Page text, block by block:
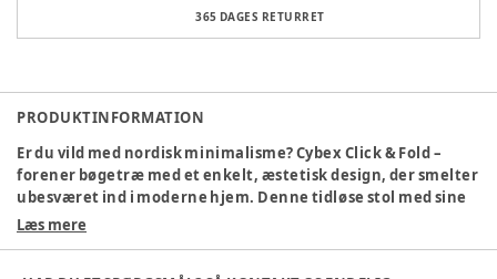
365 DAGES RETURRET
PRODUKTINFORMATION
Er du vild med nordisk minimalisme? Cybex Click & Fold –
forener bøgetræ med et enkelt, æstetisk design, der smelter
ubesværet ind i moderne hjem. Denne tidløse stol med sine
rene linjer, naturlige materialer og smarte foldefunktion er
Læs mere